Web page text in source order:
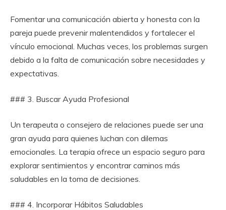
Fomentar una comunicación abierta y honesta con la
pareja puede prevenir malentendidos y fortalecer el
vínculo emocional. Muchas veces, los problemas surgen
debido a la falta de comunicación sobre necesidades y
expectativas.
### 3. Buscar Ayuda Profesional
Un terapeuta o consejero de relaciones puede ser una
gran ayuda para quienes luchan con dilemas
emocionales. La terapia ofrece un espacio seguro para
explorar sentimientos y encontrar caminos más
saludables en la toma de decisiones.
### 4. Incorporar Hábitos Saludables